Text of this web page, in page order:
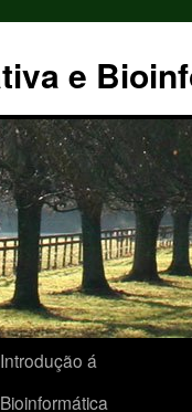
e
Introdução á
Bioinformática